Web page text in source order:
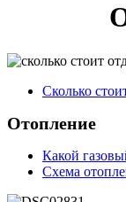
Сколько
Отопление
Какой
Схема